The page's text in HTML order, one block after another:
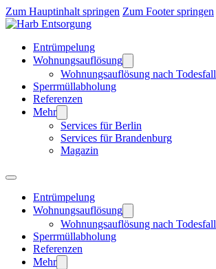
Zum Hauptinhalt springen Zum Footer springen
Entrümpelung
Wohnungsauflösung
Wohnungsauflösung nach Todesfall
Sperrmüllabholung
Referenzen
Mehr
Services für Berlin
Services für Brandenburg
Magazin
Entrümpelung
Wohnungsauflösung
Wohnungsauflösung nach Todesfall
Sperrmüllabholung
Referenzen
Mehr